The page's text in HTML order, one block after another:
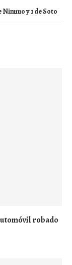
y 1 de Soto
robado